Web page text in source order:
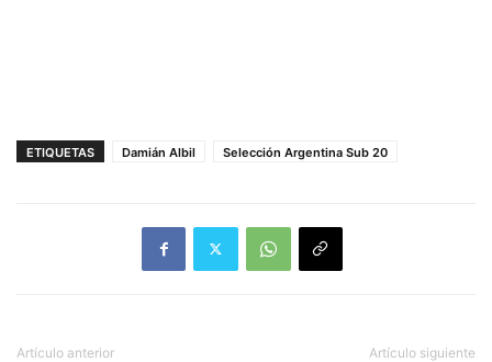
ETIQUETAS Damián Albil Selección Argentina Sub 20
Artículo anterior Artículo siguiente